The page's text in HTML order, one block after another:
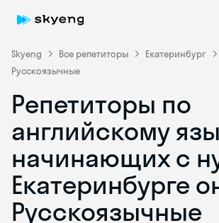
Skyeng Все репетиторы Екатеринбург
Русскоязычные
Репетиторы по
английскому
начинающих с
Екатеринбурге
Русскоязычные
Skyeng Chat